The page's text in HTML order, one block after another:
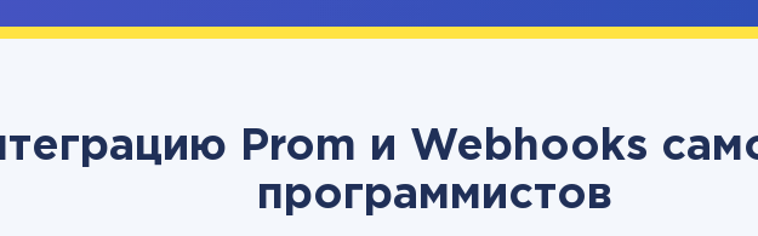
Prom и Webhooks
программистов